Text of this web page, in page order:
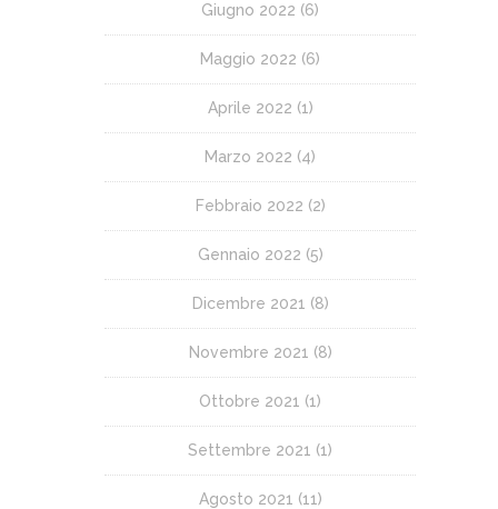
Giugno 2022 (6)
Maggio 2022 (6)
Aprile 2022 (1)
Marzo 2022 (4)
Febbraio 2022 (2)
Gennaio 2022 (5)
Dicembre 2021 (8)
Novembre 2021 (8)
Ottobre 2021 (1)
Settembre 2021 (1)
Agosto 2021 (11)